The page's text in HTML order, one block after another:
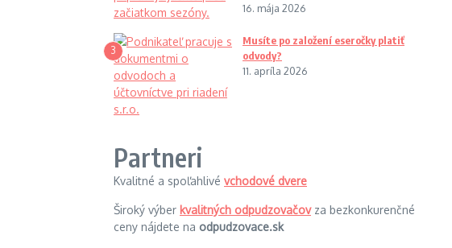
16. mája 2026
3
Musíte po založení eseročky platiť
odvody?
11. apríla 2026
Partneri
Kvalitné a spoľahlivé vchodové dvere
Široký výber kvalitných odpudzovačovza bezkonkurenčné
ceny nájdete na odpudzovace.sk